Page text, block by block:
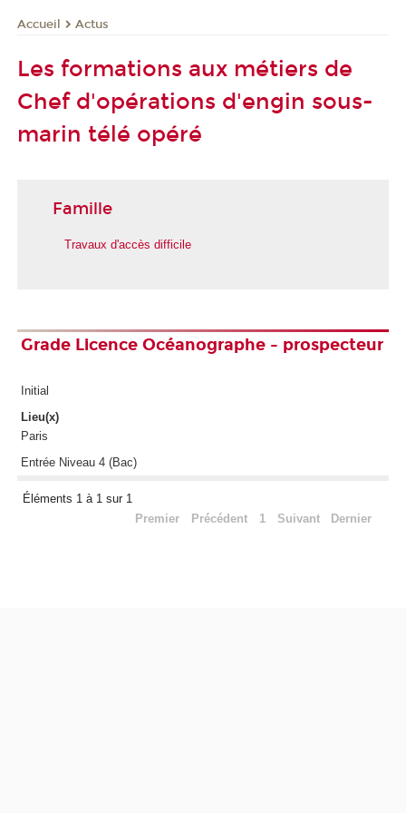
Accueil Actus
Les formations aux métiers de
Chef d'opérations d'engin sous-
marin télé opéré
Famille
Travaux d'accès difficile
Grade Licence Océanographe - prospecteur
Initial
Lieu(x)
Paris
Entrée Niveau 4 (Bac)
Éléments 1 à 1 sur 1
Premier
Précédent 1 Suivant Dernier